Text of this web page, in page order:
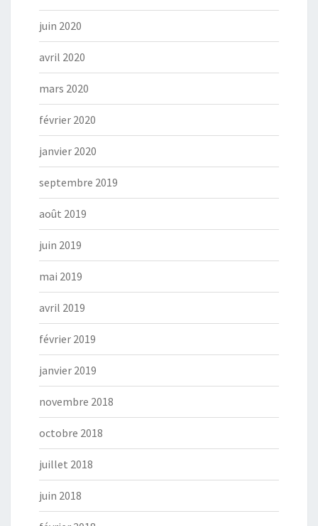
juin 2020
avril 2020
mars 2020
février 2020
janvier 2020
septembre 2019
août 2019
juin 2019
mai 2019
avril 2019
février 2019
janvier 2019
novembre 2018
octobre 2018
juillet 2018
juin 2018